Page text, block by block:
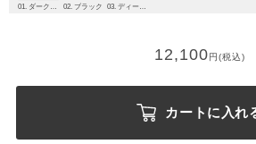
02. ブラック
12,100円(税込)
カートに入れ